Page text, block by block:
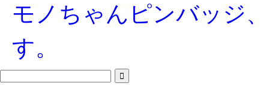
モノちゃんピンバッジ
す。